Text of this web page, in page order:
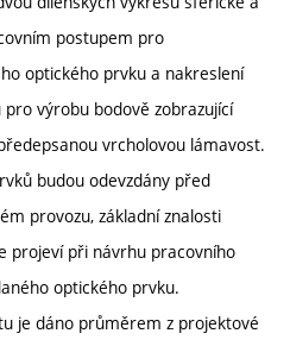
postupem pro
optického prvku a nakreslení
výrobu bodově zobrazující
vrcholovou lámavost.
budou odevzdány před
provozu, základní znalosti
projeví při návrhu pracovního
optického prvku.
je dáno průměrem z projektové